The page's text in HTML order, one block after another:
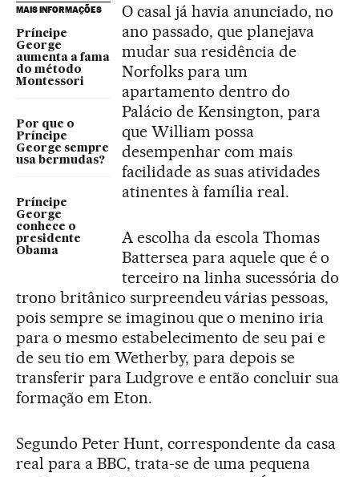
MAIS INFORMAÇÕES
Príncipe
George
aumenta a fama
do método
Montessori
Por que o
Príncipe
George sempre
usa bermudas?
Príncipe
George
conhece o
presidente
Obama
O casal já havia anunciado, no
ano passado, que planejava
mudar sua residência de
Norfolks para um
apartamento dentro do
Palácio de Kensington, para
que William possa
desempenhar com mais
facilidade as suas atividades
atinentes à família real.
A escolha da escola Thomas
Battersea para aquele que é o
terceiro na linha sucessória do
trono britânico surpreendeu várias pessoas,
pois sempre se imaginou que o menino iria
para o mesmo estabelecimento de seu pai e
de seu tio em Wetherby, para depois se
transferir para Ludgrove e então concluir sua
formação em Eton.
Segundo Peter Hunt, correspondente da casa
real para a BBC, trata-se de uma pequena